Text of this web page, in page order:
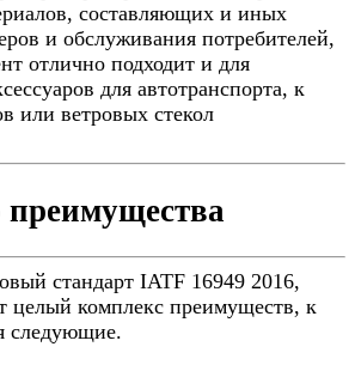
составляющих и иных
и обслуживания потребителей,
отлично подходит и для
для автотранспорта, к
или ветровых стекол
преимущества
стандарт IATF 16949 2016,
целый комплекс преимуществ, к
следующие.